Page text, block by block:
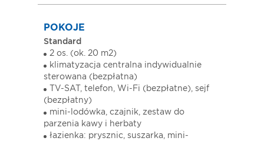
POKOJE
Standard
2 os. (ok. 20 m2)
klimatyzacja centralna indywidualnie
sterowana (bezpłatna)
TV-SAT, telefon, Wi-Fi (bezpłatne), sejf
(bezpłatny)
mini-lodówka, czajnik, zestaw do
parzenia kawy i herbaty
łazienka: prysznic, suszarka, mini-